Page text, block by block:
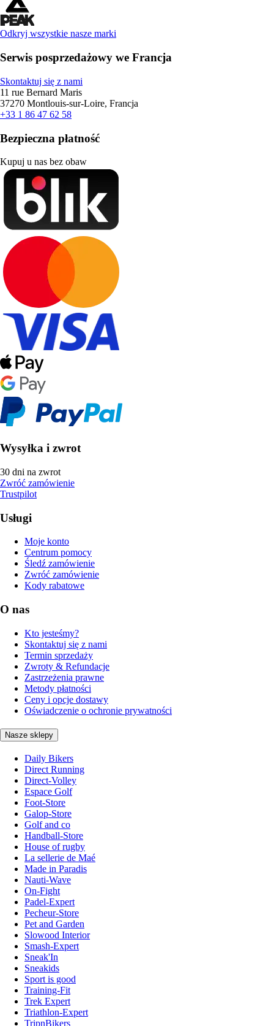
Odkryj wszystkie nasze marki
Serwis posprzedażowy we Francja
Skontaktuj się z nami
11 rue Bernard Maris
37270 Montlouis-sur-Loire, Francja
+33 1 86 47 62 58
Bezpieczna płatność
Kupuj u nas bez obaw
Wysyłka i zwrot
30 dni na zwrot
Zwróć zamówienie
Trustpilot
Usługi
Moje konto
Centrum pomocy
Śledź zamówienie
Zwróć zamówienie
Kody rabatowe
O nas
Kto jesteśmy?
Skontaktuj się z nami
Termin sprzedaży
Zwroty & Refundacje
Zastrzeżenia prawne
Metody płatności
Ceny i opcje dostawy
Oświadczenie o ochronie prywatności
Nasze sklepy
Daily Bikers
Direct Running
Direct-Volley
Espace Golf
Foot-Store
Galop-Store
Golf and co
Handball-Store
House of rugby
La sellerie de Maé
Made in Paradis
Nauti-Wave
On-Fight
Padel-Expert
Pecheur-Store
Pet and Garden
Slowood Interior
Smash-Expert
Sneak'In
Sneakids
Sport is good
Training-Fit
Trek Expert
Triathlon-Expert
TripnBikers